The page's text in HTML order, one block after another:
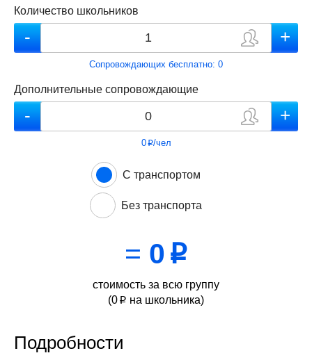
Количество школьников
Сопровождающих бесплатно: 0
Дополнительные сопровождающие
0p/чел
С транспортом
Без транспорта
= 0 p
стоимость за всю группу
(0 p на школьника)
Подробности